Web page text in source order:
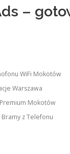
–
WiFi Mokotów
Warszawa
Mokotów
z Telefonu